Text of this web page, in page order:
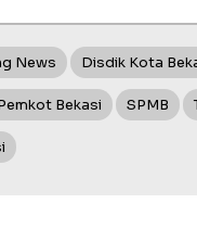
News Disdik Kota
Bekasi SPMB